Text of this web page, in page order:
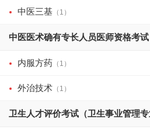
中医三基 （1）
中医医术确有专长人员医师资格考试
内服方药 （1）
外治技术 （1）
卫生人才评价考试（卫生事业管理专